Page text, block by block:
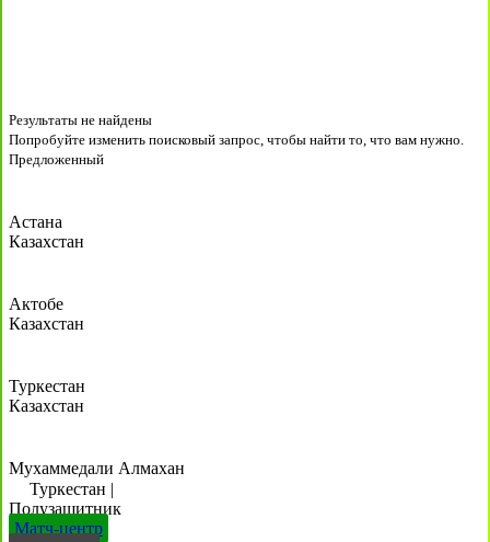
Результаты не найдены
Попробуйте изменить поисковый запрос, чтобы найти то, что вам нужно.
Предложенный
Астана
Казахстан
Актобе
Казахстан
Туркестан
Казахстан
Мухаммедали Алмахан
Туркестан |
Полузащитник
Матч-центр